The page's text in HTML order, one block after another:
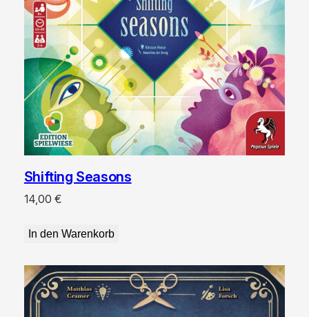
Shifting Seasons
14,00 €
In den Warenkorb